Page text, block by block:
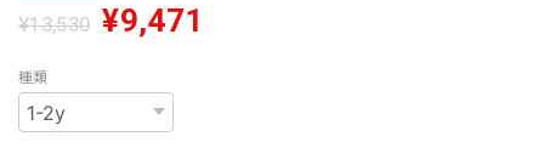
¥13,530 ¥9,471
種類